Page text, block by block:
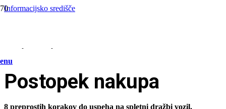
Informacijsko središče
Postopek nakupa
8 preprostih korakov do uspeha na spletni dražbi vozil.